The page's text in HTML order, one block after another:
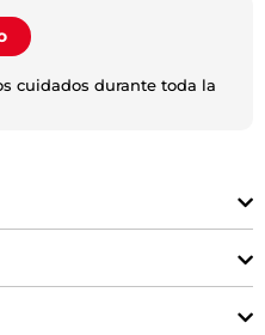
cuidados durante toda la